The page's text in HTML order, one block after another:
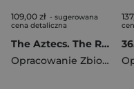
109,00 zł - sugerowana
cena detaliczna
The Aztecs. The Rise and Fall of a Mighty Empire
Opracowanie Zbiorowe